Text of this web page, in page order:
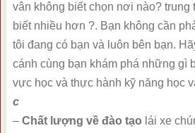
vân không biết chọn nơi nào? trung
biết nhiều hơn ?. Bạn không cần
tôi đang có bạn và luôn bên bạn.
cánh cùng bạn khám phá những gì
vực học và thực hành kỹ năng học
c
– Chất lượng về đào tạo lái xe